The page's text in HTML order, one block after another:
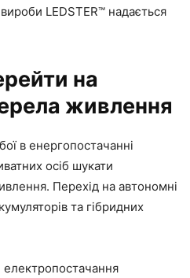
вироби LEDSTER™ надається
на
живлення
в енергопостачанні
осіб шукати
Перехід на автономні
та гібридних
електропостачання